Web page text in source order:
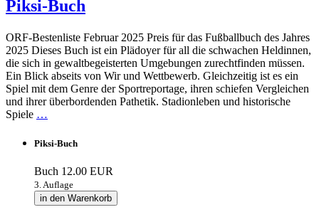
Piksi-Buch
ORF-Bestenliste Februar 2025 Preis für das Fußballbuch des Jahres
2025 Dieses Buch ist ein Plädoyer für all die schwachen Heldinnen,
die sich in gewaltbegeisterten Umgebungen zurechtfinden müssen.
Ein Blick abseits von Wir und Wettbewerb. Gleichzeitig ist es ein
Spiel mit dem Genre der Sportreportage, ihren schiefen Vergleichen
und ihrer überbordenden Pathetik. Stadionleben und historische
Spiele …
Piksi-Buch
Buch 12.00 EUR
3. Auflage
in den Warenkorb